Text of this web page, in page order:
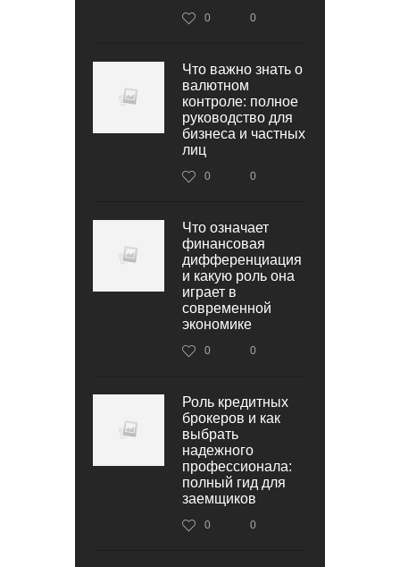
0 0
Что важно знать о
валютном
контроле: полное
руководство для
бизнеса и частных
лиц
0 0
Что означает
финансовая
дифференциация
и какую роль она
играет в
современной
экономике
0 0
Роль кредитных
брокеров и как
выбрать
надежного
профессионала:
полный гид для
заемщиков
0 0